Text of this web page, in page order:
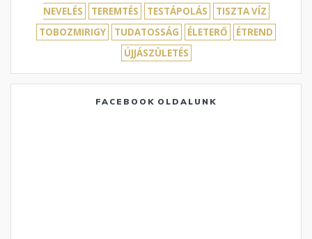
NEVELÉS
TEREMTÉS TESTÁPOLÁS
TISZTA VÍZ
TOBOZMIRIGY
TUDATOSSÁG ÉLETERŐ
ÉTREND
ÚJJÁSZÜLETÉS
FACEBOOK OLDALUNK